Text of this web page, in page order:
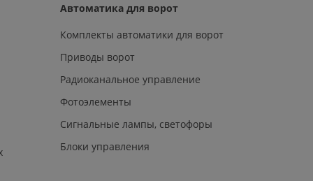
Автоматика для ворот
Комплекты автоматики для ворот
Приводы ворот
Радиоканальное управление
Фотоэлементы
Сигнальные лампы, светофоры
Блоки управления